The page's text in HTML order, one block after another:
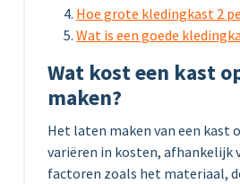
Hoe grote kledingkast 2
Wat is een goede
Wat kost een kast
maken?
Het laten maken van een kast
variëren in kosten, afhankelijk
factoren zoals het materiaal,